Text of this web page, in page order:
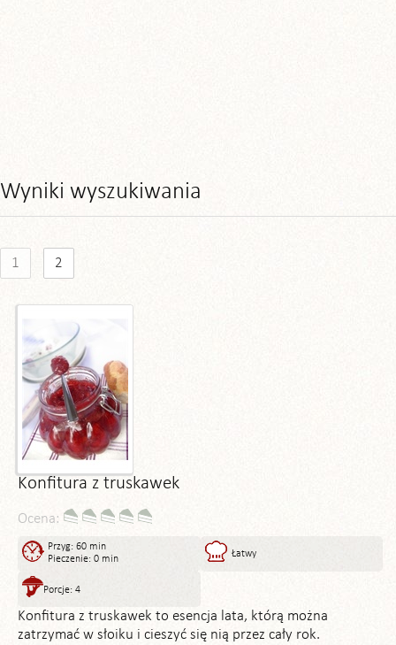
Wyniki wyszukiwania
1 2
Konfitura z truskawek
Ocena:
Przyg: 60 min
Pieczenie: 0 min
Łatwy
Porcje: 4
Konfitura z truskawek to esencja lata, którą można
zatrzymać w słoiku i cieszyć się nią przez cały rok.